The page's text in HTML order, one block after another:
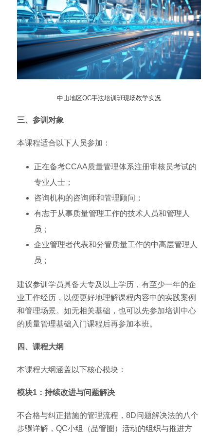
中山地区QC手法培训班现场教学实况
三、参训对象
本课程适合以下人员参加：
正在备考CCAA质量管理体系注册审核员考试的
专业人士；
咨询机构的咨询师和管理顾问；
有志于从事质量管理工作的技术人员和管理人
员；
企业管理者代表和分管质量工作的中高层管理人
员；
建议参训学员具备大专及以上学历，有至少一年的企
业工作经历，以便更好地理解课程内容中的实践案例
和管理场景。如无相关基础，也可以先参加培训中心
的质量管理基础入门课程后再参加本班。
四、课程大纲
本课程大纲涵盖以下核心模块：
模块1：持续改进与问题解决
不合格与纠正措施的管理流程，8D问题解决法的八个
步骤详解，QC小组（品管圈）活动的组织与推进方